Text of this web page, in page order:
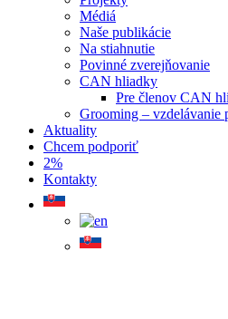
Médiá
Naše publikácie
Na stiahnutie
Povinné zverejňovanie
CAN hliadky
Pre členov CAN
Grooming – vzdelávanie
Aktuality
Chcem podporiť
2%
Kontakty